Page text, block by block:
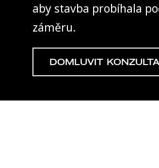
aby stavba probíhala
záměru.
DOMLUVIT